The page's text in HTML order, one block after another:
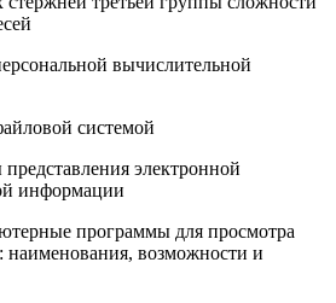
вычислительной
системой
электронной
информации
программы для просмотра
наименования, возможности и